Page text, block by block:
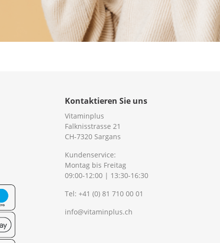
Kontaktieren Sie uns
Vitaminplus
Falknisstrasse 21
CH-7320 Sargans
Kundenservice:
Montag bis Freitag
09:00-12:00 | 13:30-16:30
Tel: +41 (0) 81 710 00 01
info@vitaminplus.ch